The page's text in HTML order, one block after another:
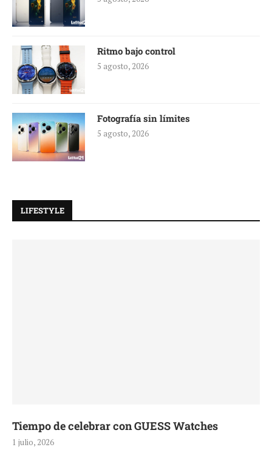
Ritmo bajo control
5 agosto, 2026
Fotografía sin límites
5 agosto, 2026
LIFESTYLE
Tiempo de celebrar con GUESS Watches
1 julio, 2026